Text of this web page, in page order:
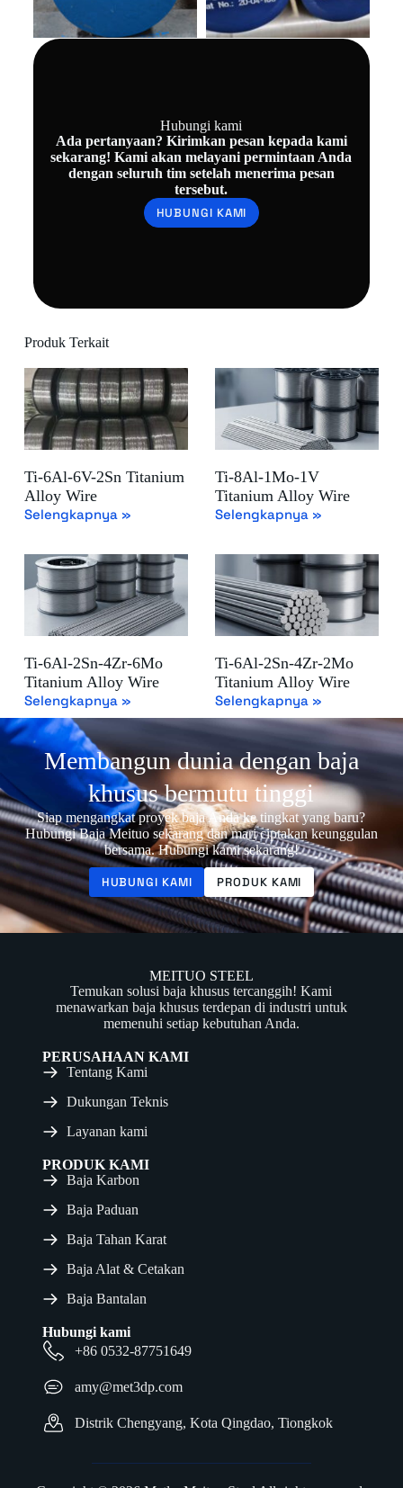
Hubungi kami
Ada pertanyaan? Kirimkan pesan kepada kami
sekarang! Kami akan melayani permintaan Anda
dengan seluruh tim setelah menerima pesan
tersebut.
HUBUNGI KAMI
Produk Terkait
Ti-6Al-6V-2Sn Titanium
Alloy Wire
Selengkapnya »
Ti-8Al-1Mo-1V
Titanium Alloy Wire
Selengkapnya »
Ti-6Al-2Sn-4Zr-6Mo
Titanium Alloy Wire
Selengkapnya »
Ti-6Al-2Sn-4Zr-2Mo
Titanium Alloy Wire
Selengkapnya »
Membangun dunia dengan baja
khusus bermutu tinggi
Siap mengangkat proyek baja Anda ke tingkat yang baru?
Hubungi Baja Meituo sekarang dan mari ciptakan keunggulan
bersama. Hubungi kami sekarang!
HUBUNGI KAMI PRODUK KAMI
MEITUO STEEL
Temukan solusi baja khusus tercanggih! Kami
menawarkan baja khusus terdepan di industri untuk
memenuhi setiap kebutuhan Anda.
PERUSAHAAN KAMI
Tentang Kami
Dukungan Teknis
Layanan kami
PRODUK KAMI
Baja Karbon
Baja Paduan
Baja Tahan Karat
Baja Alat & Cetakan
Baja Bantalan
Hubungi kami
+86 0532-87751649
amy@met3dp.com
Distrik Chengyang, Kota Qingdao, Tiongkok